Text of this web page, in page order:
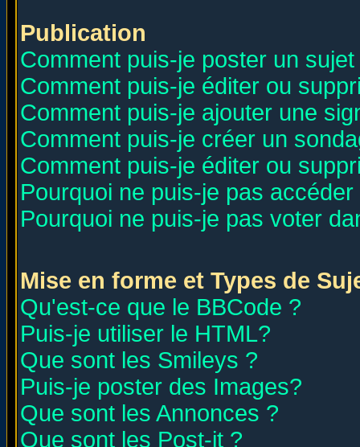
Publication
Comment puis-je poster un
Comment puis-je éditer ou
Comment puis-je ajouter une
Comment puis-je créer un
Comment puis-je éditer ou
Pourquoi ne puis-je pas
Pourquoi ne puis-je pas voter
Mise en forme et Types de
Qu'est-ce que le BBCode ?
Puis-je utiliser le HTML?
Que sont les Smileys ?
Puis-je poster des Images?
Que sont les Annonces ?
Que sont les Post-it ?